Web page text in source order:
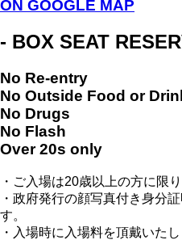
ON GOOGLE MAP
- BOX SEAT
No Re-entry
No Outside Food or
No Drugs
No Flash
Over 20s only
・ご入場は20歳以上の方に限り
・政府発行の顔写真付き身分
す。
・入場時に入場料を頂戴いたし